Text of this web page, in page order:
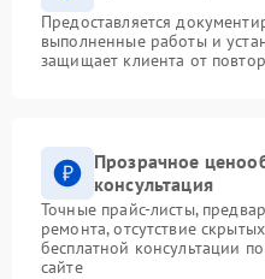
Предоставляется
выполненные работы и
защищает клиента от
Прозрачное
консультация
Точные прайс-листы,
ремонта, отсутствие
бесплатной консультации
сайте